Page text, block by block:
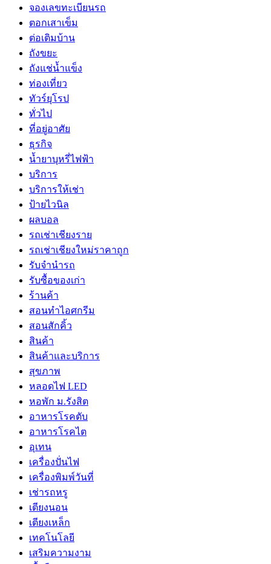
จองเลขทะเบียนรถ
ตอกเสาเข็ม
ต่อเติมบ้าน
ถังขยะ
ถังแช่น้ำแข็ง
ท่องเที่ยว
ทัวร์ยุโรป
ทั่วไป
ที่อยู่อาศัย
ธุรกิจ
น้ำยาบุหรี่ไฟฟ้า
บริการ
บริการให้เช่า
ป้ายไวนิล
ผลบอล
รถเช่าเชียงราย
รถเช่าเชียงใหม่ราคาถูก
รับจำนำรถ
รับซื้อของเก่า
ร้านค้า
สอนทำไอศกรีม
สอนสักคิ้ว
สินค้า
สินค้าและบริการ
สุขภาพ
หลอดไฟ LED
หอพัก ม.รังสิต
อาหารโรคตับ
อาหารโรคไต
อุเทน
เครื่องปั่นไฟ
เครื่องพิมพ์วันที่
เช่ารถหรู
เตียงนอน
เตียงเหล็ก
เทคโนโลยี
เสริมความงาม